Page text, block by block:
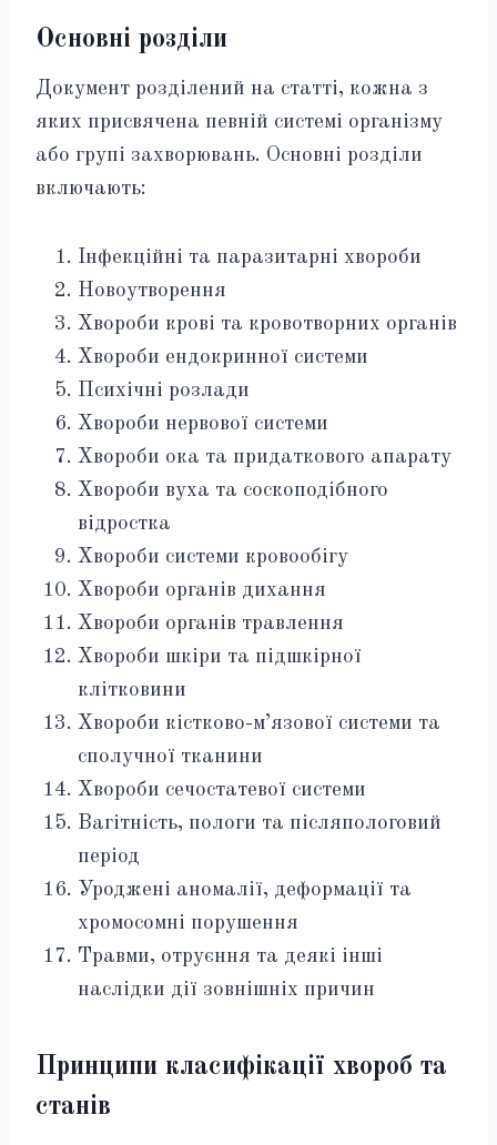
Основні розділи
Документ розділений на статті, кожна з
яких присвячена певній системі організму
або групі захворювань. Основні розділи
включають:
Інфекційні та паразитарні хвороби
Новоутворення
Хвороби крові та кровотворних органів
Хвороби ендокринної системи
Психічні розлади
Хвороби нервової системи
Хвороби ока та придаткового апарату
Хвороби вуха та соскоподібного
відростка
Хвороби системи кровообігу
Хвороби органів дихання
Хвороби органів травлення
Хвороби шкіри та підшкірної
клітковини
Хвороби кістково-м’язової системи та
сполучної тканини
Хвороби сечостатевої системи
Вагітність, пологи та післяпологовий
період
Уроджені аномалії, деформації та
хромосомні порушення
Травми, отруєння та деякі інші
наслідки дії зовнішніх причин
Принципи класифікації хвороб та
станів